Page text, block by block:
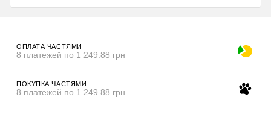
ОПЛАТА ЧАСТЯМИ
8 платежей по 1 249.88 грн
ПОКУПКА ЧАСТЯМИ
8 платежей по 1 249.88 грн